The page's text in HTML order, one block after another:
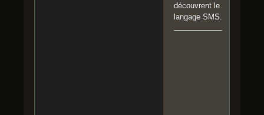
découvrent le
langage SMS.